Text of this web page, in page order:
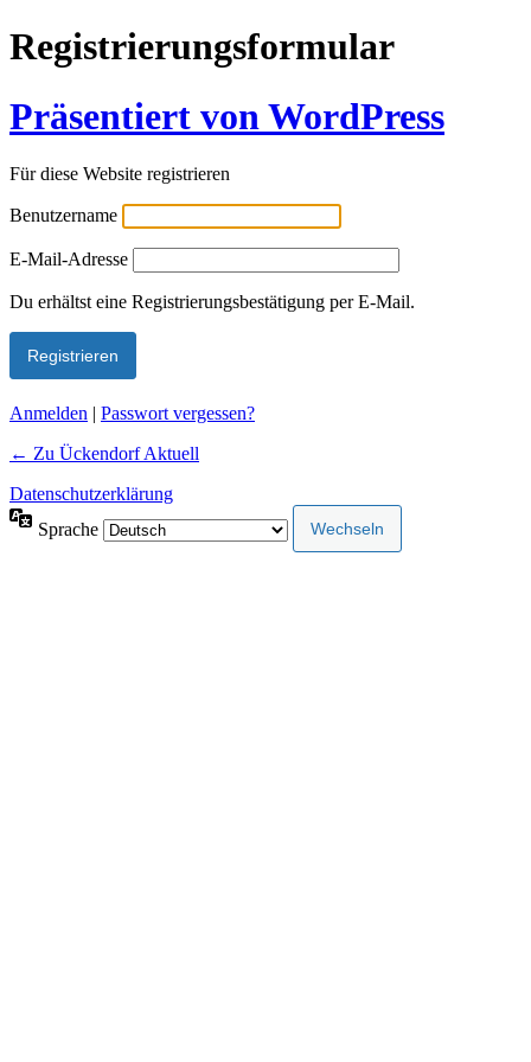
Registrierungsformular
Präsentiert von WordPress
Für diese Website registrieren
Benutzername
E-Mail-Adresse
Alternative:
Du erhältst eine Registrierungsbestätigung per E-Mail.
Anmelden | Passwort vergessen?
← Zu Ückendorf Aktuell
Datenschutzerklärung
Sprache